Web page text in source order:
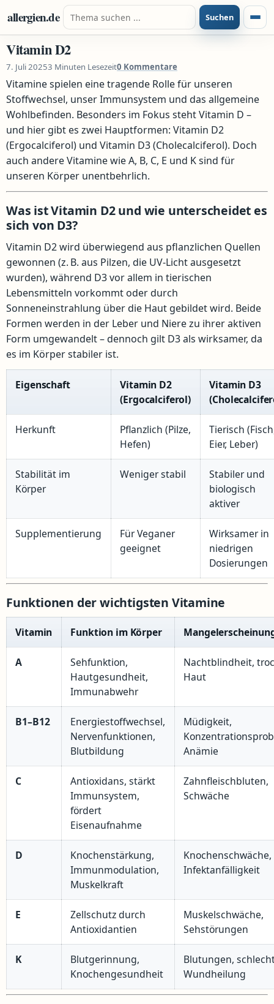
Zum Inhalt springen
allergien.de Suche nach: Suchen
Vitamin D2
7. Juli 20253 Minuten Lesezeit0 Kommentare
Vitamine spielen eine tragende Rolle für unseren
Stoffwechsel, unser Immunsystem und das allgemeine
Wohlbefinden. Besonders im Fokus steht Vitamin D –
und hier gibt es zwei Hauptformen: Vitamin D2
(Ergocalciferol) und Vitamin D3 (Cholecalciferol). Doch
auch andere Vitamine wie A, B, C, E und K sind für
unseren Körper unentbehrlich.
Was ist Vitamin D2 und wie unterscheidet es
sich von D3?
Vitamin D2 wird überwiegend aus pflanzlichen Quellen
gewonnen (z. B. aus Pilzen, die UV-Licht ausgesetzt
wurden), während D3 vor allem in tierischen
Lebensmitteln vorkommt oder durch
Sonneneinstrahlung über die Haut gebildet wird. Beide
Formen werden in der Leber und Niere zu ihrer aktiven
Form umgewandelt – dennoch gilt D3 als wirksamer, da
es im Körper stabiler ist.
Eigenschaft
Vitamin D2
(Ergocalciferol)
Vitamin D3
Herkunft
Pflanzlich (Pilze,
Hefen)
Tierisch
Eier, Leber)
Stabilität im
Körper
Weniger stabil
Stabiler und
biologisch
aktiver
Supplementierung
Für Veganer
geeignet
Wirksamer in
niedrigen
Dosierungen
Funktionen der wichtigsten Vitamine
Vitamin Funktion im Körper
A
Sehfunktion,
Hautgesundheit,
Immunabwehr
Nachtblindheit,
Haut
B1–B12
Energiestoffwechsel,
Nervenfunktionen,
Blutbildung
Müdigkeit,
Anämie
C
Antioxidans, stärkt
Immunsystem,
fördert
Eisenaufnahme
Zahnfleischbluten,
Schwäche
D
Knochenstärkung,
Immunmodulation,
Muskelkraft
Knochenschwäche,
Infektanfälligkeit
E
Zellschutz durch
Antioxidantien
Muskelschwäche,
Sehstörungen
K
Blutgerinnung,
Knochengesundheit
Blutungen,
Wundheilung